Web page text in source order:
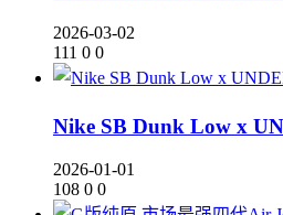
2026-03-02
111 0 0
Nike SB Dunk Low x
2026-01-01
108 0 0